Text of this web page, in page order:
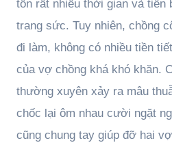
tốn rất nhiều thời gian và tiền
trang sức. Tuy nhiên, chồng
đi làm, không có nhiều tiền
của vợ chồng khá khó khăn.
thường xuyên xảy ra mâu
chốc lại ôm nhau cười ngặt
cũng chung tay giúp đỡ hai